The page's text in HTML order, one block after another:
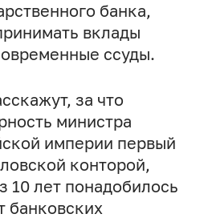
банка,
вклады
ссуды.
за что
министра
империи первый
конторой,
10 лет понадобилось
банковских